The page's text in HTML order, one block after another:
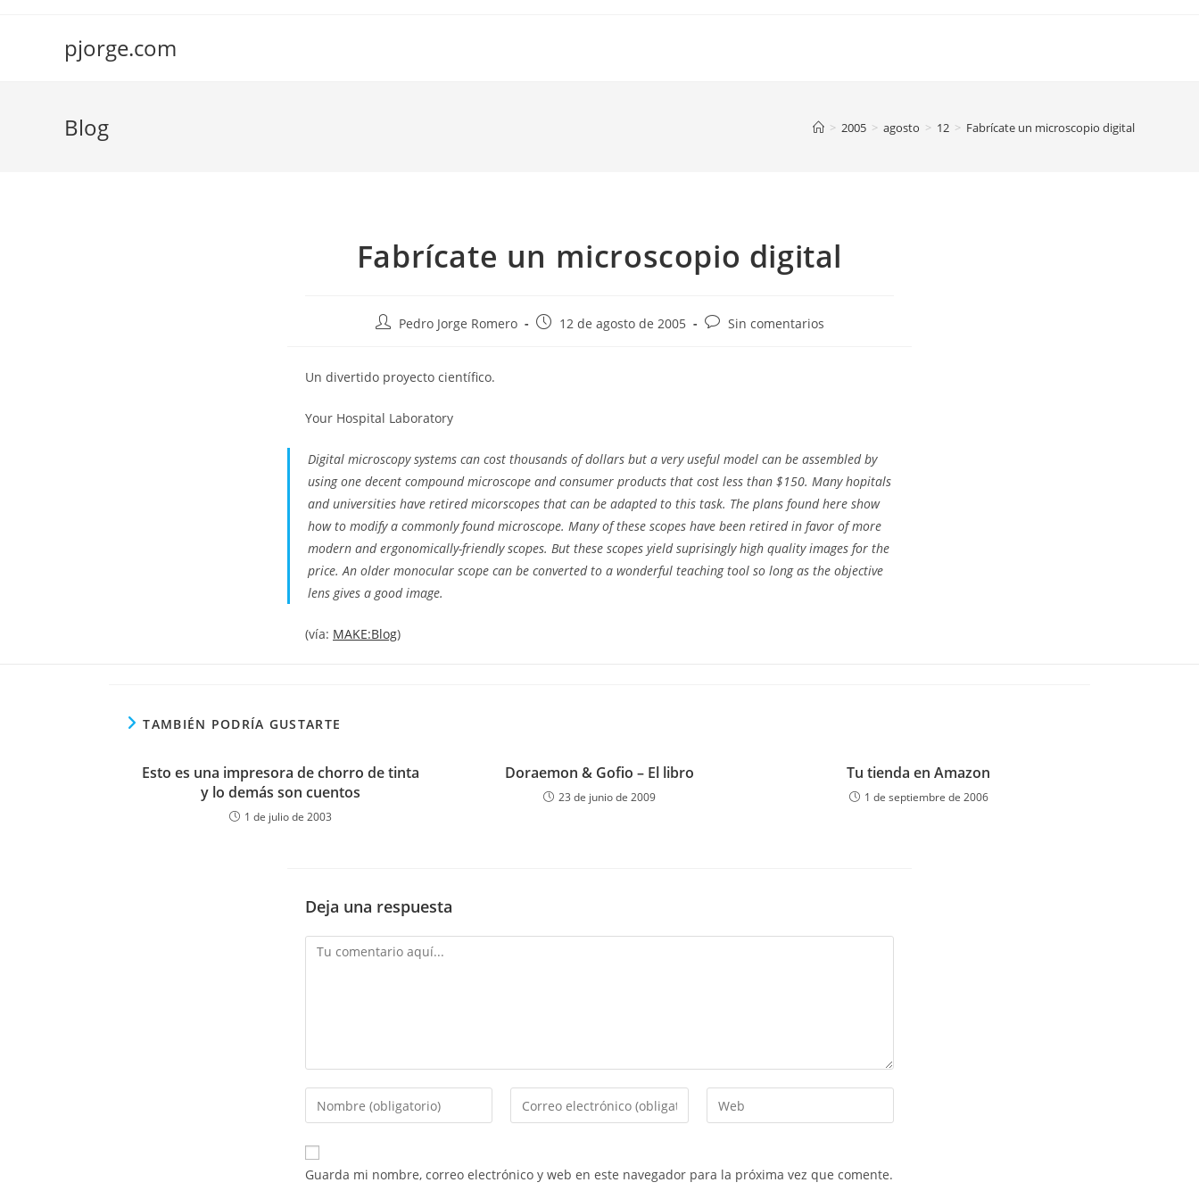
pjorge.com
Blog > 2005 > agosto > 12 > Fabrícate un microscopio digital
Fabrícate un microscopio digital
Autor
entrada:
Pedro Jorge Romero
Publicación
12 de agosto de 2005
Comentarios
Sin comentarios
Un divertido proyecto científico.
Your Hospital Laboratory
Digital microscopy systems can cost thousands of dollars but a very useful model can be assembled by
using one decent compound microscope and consumer products that cost less than $150. Many hopitals
and universities have retired micorscopes that can be adapted to this task. The plans found here show
how to modify a commonly found microscope. Many of these scopes have been retired in favor of more
modern and ergonomically-friendly scopes. But these scopes yield suprisingly high quality images for the
price. An older monocular scope can be converted to a wonderful teaching tool so long as the objective
lens gives a good image.
(vía: MAKE:Blog)
TAMBIÉN PODRÍA GUSTARTE
Esto es una impresora de chorro de tinta
y lo demás son cuentos
1 de julio de 2003
Doraemon & Gofio – El libro
23 de junio de 2009
Tu tienda en Amazon
1 de septiembre de 2006
Deja una respuesta
Comentario
Introduce
tu
nombre
o
Introduce
tu
correo
Introduce
la
Guarda mi nombre, correo electrónico y web en este navegador para la próxima vez que comente.